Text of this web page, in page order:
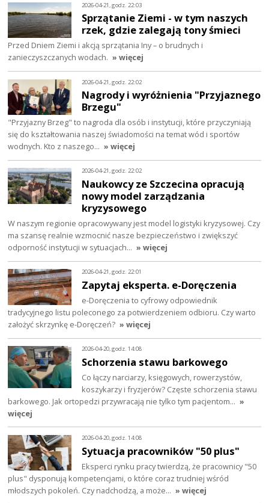
2026-04-21, godz. 22:03
Sprzątanie Ziemi - w tym naszych
rzek, gdzie zalegają tony śmieci
Przed Dniem Ziemi i akcją sprzątania Iny – o brudnych i
zanieczyszczanych wodach. » więcej
2026-04-21, godz. 22:02
Nagrody i wyróżnienia "Przyjaznego
Brzegu"
"Przyjazny Brzeg" to nagroda dla osób i instytucji, które przyczyniają
się do kształtowania naszej świadomości na temat wód i sportów
wodnych. Kto z naszego… » więcej
2026-04-21, godz. 22:02
Naukowcy ze Szczecina opracują
nowy model zarządzania
kryzysowego
W naszym regionie opracowywany jest model logistyki kryzysowej. Czy
ma szansę realnie wzmocnić nasze bezpieczeństwo i zwiększyć
odporność instytucji w sytuacjach… » więcej
2026-04-21, godz. 22:01
Zapytaj eksperta. e-Doręczenia
e-Doręczenia to cyfrowy odpowiednik
tradycyjnego listu poleconego za potwierdzeniem odbioru. Czy warto
założyć skrzynkę e-Doręczeń? » więcej
2026-04-20, godz. 14:08
Schorzenia stawu barkowego
Co łączy narciarzy, księgowych, rowerzystów,
koszykarzy i fryzjerów? Częste schorzenia stawu
barkowego. Jak ortopedzi przywracają nie tylko tym pacjentom… »
więcej
2026-04-20, godz. 14:08
Sytuacja pracowników "50 plus"
Eksperci rynku pracy twierdzą, że pracownicy "50
plus" dysponują kompetencjami, o które coraz trudniej wśród
młodszych pokoleń. Czy nadchodzą, a może… » więcej